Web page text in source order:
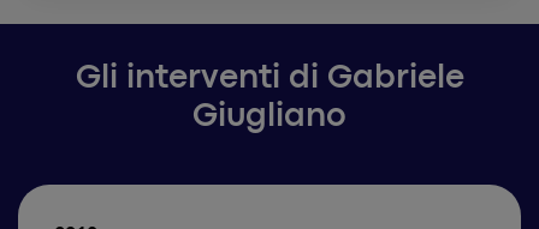
Gli interventi di Gabriele
Giugliano